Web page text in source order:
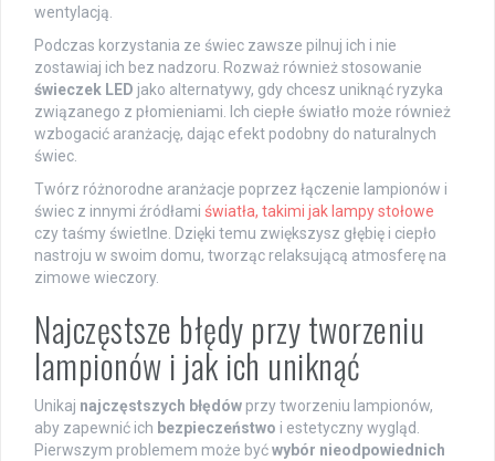
wentylacją.
Podczas korzystania ze świec zawsze pilnuj ich i nie
zostawiaj ich bez nadzoru. Rozważ również stosowanie
świeczek LED jako alternatywy, gdy chcesz uniknąć ryzyka
związanego z płomieniami. Ich ciepłe światło może również
wzbogacić aranżację, dając efekt podobny do naturalnych
świec.
Twórz różnorodne aranżacje poprzez łączenie lampionów i
świec z innymi źródłami światła, takimi jak lampy stołowe
czy taśmy świetlne. Dzięki temu zwiększysz głębię i ciepło
nastroju w swoim domu, tworząc relaksującą atmosferę na
zimowe wieczory.
Najczęstsze błędy przy tworzeniu
lampionów i jak ich uniknąć
Unikaj najczęstszych błędów przy tworzeniu lampionów,
aby zapewnić ich bezpieczeństwo i estetyczny wygląd.
Pierwszym problemem może byćwybór nieodpowiednich